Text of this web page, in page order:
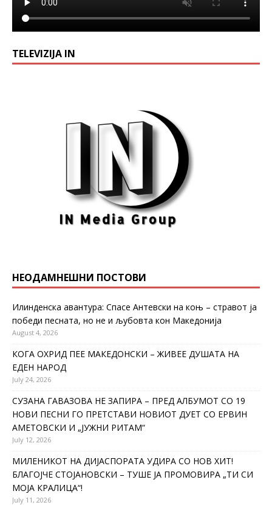
TELEVIZIJA IN
НЕОДАМНЕШНИ ПОСТОВИ
Илинденска авантура: Спасе Антевски на коњ – стравот ја
победи песната, но не и љубовта кон Македонија
August 4, 2026
КОГА ОХРИД ПЕЕ МАКЕДОНСКИ – ЖИВЕЕ ДУШАТА НА
ЕДЕН НАРОД
July 24, 2026
СУЗАНА ГАВАЗОВА НЕ ЗАПИРА – ПРЕД АЛБУМОТ СО 19
НОВИ ПЕСНИ ГО ПРЕТСТАВИ НОВИОТ ДУЕТ СО ЕРВИН
АМЕТОВСКИ И „ЈУЖНИ РИТАМ“
July 12, 2026
МИЛЕНИКОТ НА ДИЈАСПОРАТА УДИРА СО НОВ ХИТ!
БЛАГОЈЧЕ СТОЈАНОВСКИ – ТУШЕ ЈА ПРОМОВИРА „ТИ СИ
МОЈА КРАЛИЦА“!
July 11, 2026